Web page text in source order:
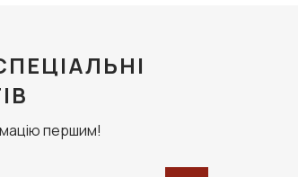
першим!